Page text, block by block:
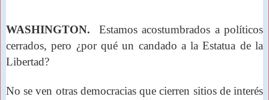
WASHINGTON.
Estamos acostumbrados a políticos
cerrados, pero ¿por qué un candado a la Estatua de la
Libertad?
No se ven otras democracias que cierren sitios de interés